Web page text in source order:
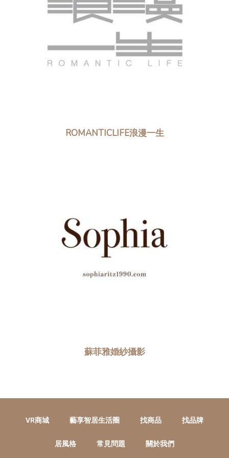
ROMANTICLIFE浪漫一生​
蘇菲雅婚紗攝影
VR商城 藝享智居生活圈 找商品 找品牌
居風格 常見問題 關於我們